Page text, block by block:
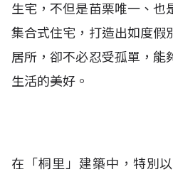
生宅，不但是苗栗唯一、也
集合式住宅，打造出如度假
居所，卻不必忍受孤單，能
生活的美好。
在「桐里」建築中，特別